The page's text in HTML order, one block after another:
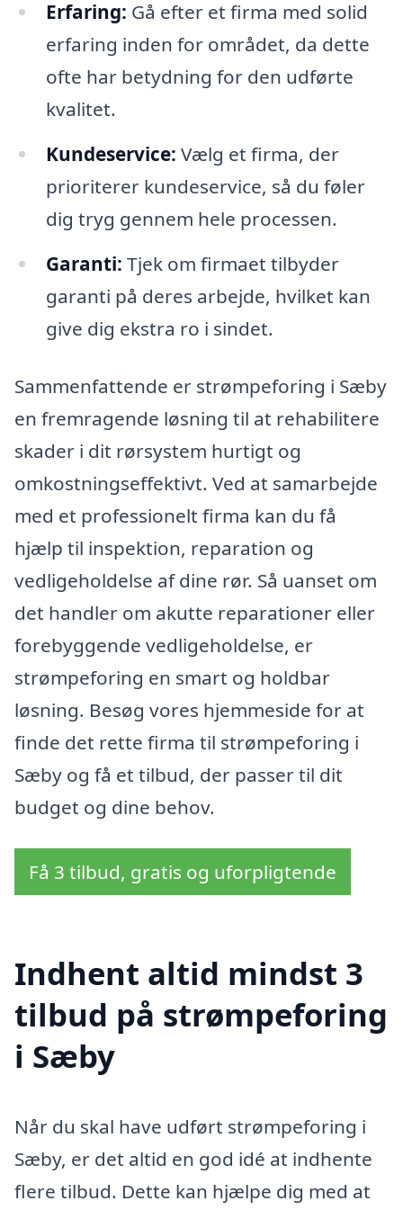
Erfaring: Gå efter et firma med solid
erfaring inden for området, da dette
ofte har betydning for den udførte
kvalitet.
Kundeservice: Vælg et firma, der
prioriterer kundeservice, så du føler
dig tryg gennem hele processen.
Garanti: Tjek om firmaet tilbyder
garanti på deres arbejde, hvilket kan
give dig ekstra ro i sindet.
Sammenfattende er strømpeforing i Sæby
en fremragende løsning til at rehabilitere
skader i dit rørsystem hurtigt og
omkostningseffektivt. Ved at samarbejde
med et professionelt firma kan du få
hjælp til inspektion, reparation og
vedligeholdelse af dine rør. Så uanset om
det handler om akutte reparationer eller
forebyggende vedligeholdelse, er
strømpeforing en smart og holdbar
løsning. Besøg vores hjemmeside for at
finde det rette firma til strømpeforing i
Sæby og få et tilbud, der passer til dit
budget og dine behov.
Få 3 tilbud, gratis og uforpligtende
Indhent altid mindst 3
tilbud på strømpeforing
i Sæby
Når du skal have udført strømpeforing i
Sæby, er det altid en god idé at indhente
flere tilbud. Dette kan hjælpe dig med at